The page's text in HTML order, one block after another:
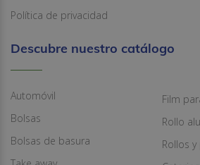
Política de privacidad
Descubre nuestro catálogo
Automóvil
Bolsas
Bolsas de basura
Film
Rollo
Rollos